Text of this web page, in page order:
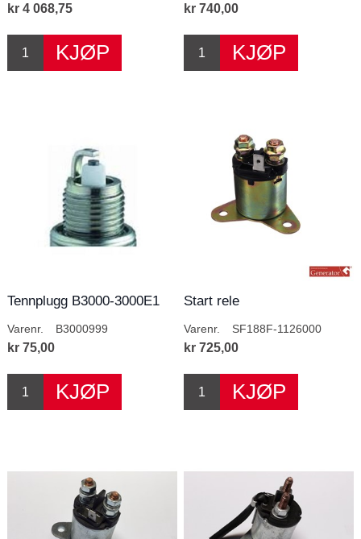
kr 4 068,75 kr 740,00
Tennplugg B3000-3000E1
Varenr. B3000999
kr 75,00
Start rele
Varenr. SF188F-1126000
kr 725,00